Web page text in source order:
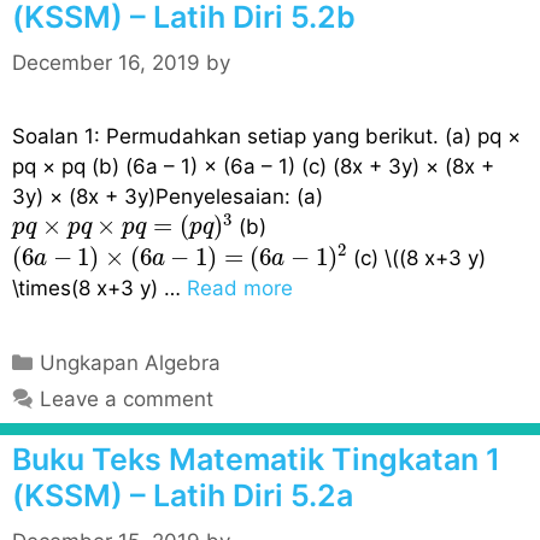
o
r
s
(KSSM) – Latih Diri 5.2b
December 16, 2019 by
Soalan 1: Permudahkan setiap yang berikut. (a) pq ×
pq × pq (b) (6a – 1) × (6a – 1) (c) (8x + 3y) × (8x +
3y) × (8x + 3y)Penyelesaian: (a)
pq × pq × pq = (pq)3
pq×pq× q=( pq)3 (b)
(6a − 1) × (6a − 1) = (6a − 1)2
(6 a −1)× ( 6a− )=(6 a−1
(c) \((8 x+3 y)
\times(8 x+3 y) … Read more
C
a
t
e
g
o
Ungkapan Algebra
Leave a comment
Buku Teks Matematik Tingkatan 1
(KSSM) – Latih Diri 5.2a